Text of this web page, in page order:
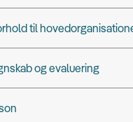
til
og evaluering